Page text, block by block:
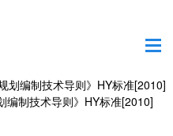
功能分区和总体规划编制技术
编制技术导则》HY标准[2010]